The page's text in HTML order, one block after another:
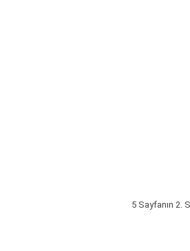
5 Sayfanın 2.